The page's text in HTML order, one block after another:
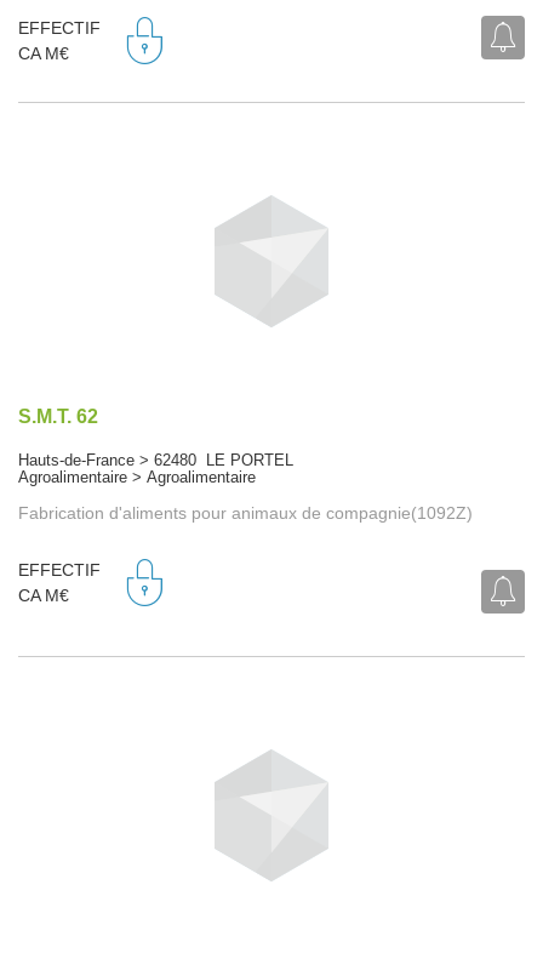
EFFECTIF
CA M€
S.M.T. 62
Hauts-de-France > 62480 LE PORTEL
Agroalimentaire > Agroalimentaire
Fabrication d'aliments pour animaux de compagnie(1092Z)
EFFECTIF
CA M€